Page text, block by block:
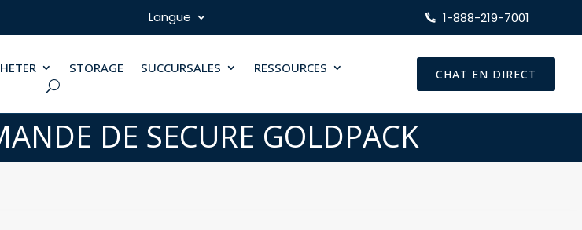
Langue 1-888-219-7001
STORAGE SUCCURSALES RESSOURCES CHAT EN DIRECT
DE SECURE GOLDPACK